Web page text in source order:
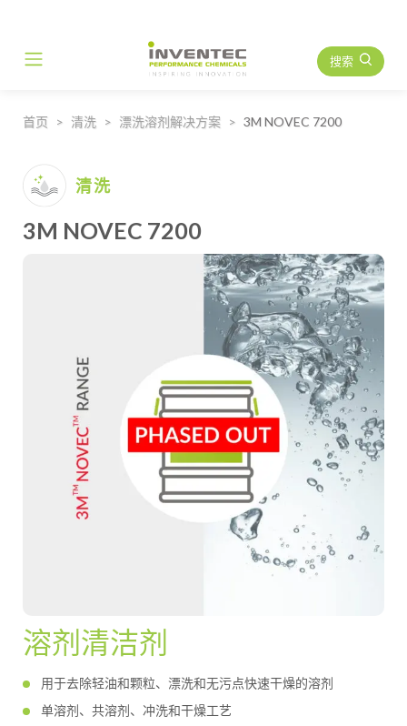
Main Navigation 搜索
首页 清洗 漂洗溶剂解决方案 3M NOVEC 7200
清洗
3M NOVEC 7200
溶剂清洁剂
用于去除轻油和颗粒、漂洗和无污点快速干燥的溶剂
单溶剂、共溶剂、冲洗和干燥工艺